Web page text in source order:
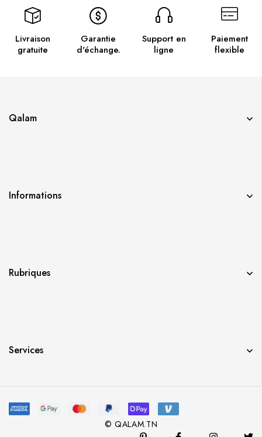
Livraison
gratuite
Garantie
d'échange.
Support en
ligne
Paiement
flexible
Qalam
Informations
Rubriques
Services
© QALAM.TN